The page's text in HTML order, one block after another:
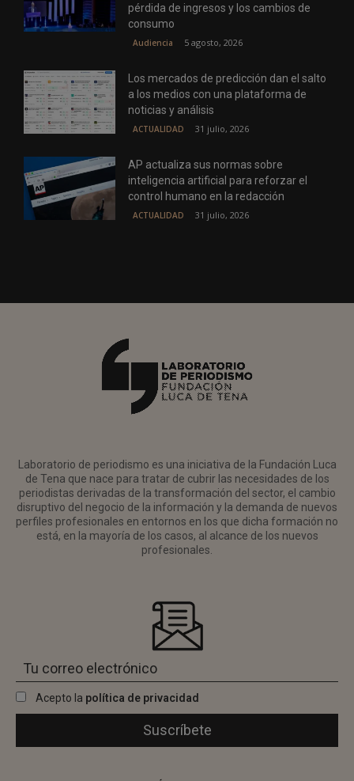
pérdida de ingresos y los cambios de
consumo
Audiencia 5 agosto, 2026
Los mercados de predicción dan el salto
a los medios con una plataforma de
noticias y análisis
ACTUALIDAD 31 julio, 2026
AP actualiza sus normas sobre
inteligencia artificial para reforzar el
control humano en la redacción
ACTUALIDAD 31 julio, 2026
Laboratorio de periodismo es una iniciativa de la Fundación Luca
de Tena que nace para tratar de cubrir las necesidades de los
periodistas derivadas de la transformación del sector, el cambio
disruptivo del negocio de la información y la demanda de nuevos
perfiles profesionales en entornos en los que dicha formación no
está, en la mayoría de los casos, al alcance de los nuevos
profesionales.
Acepto la política de privacidad